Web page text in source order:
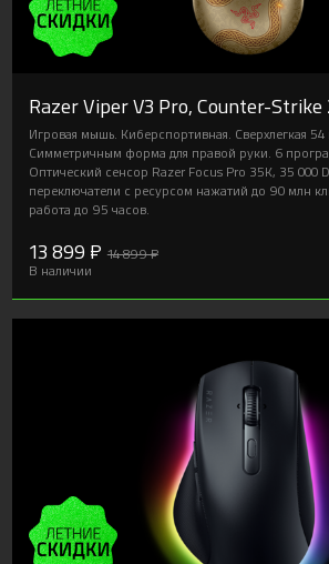
Razer Viper V3 Pro, Counter-Strike
Игровая мышь. Киберспортивная. Сверхлегкая 54
Симметричным форма для правой руки. 6
Оптический сенсор Razer Focus Pro 35K, 35 000
переключатели с ресурсом нажатий до 90 млн
работа до 95 часов.
13 899 ₽ 14 899 ₽
В наличии